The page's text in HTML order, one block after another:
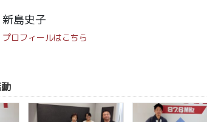
新島史子
プロフィールはこちら